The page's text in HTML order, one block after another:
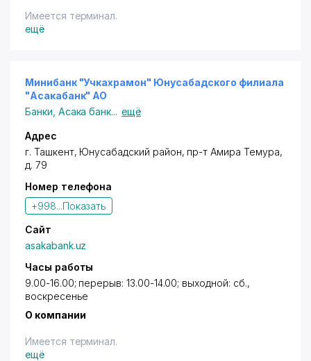
Имеется терминал.
ещё
Минибанк "Учкахрамон" Юнусабадского филиала
"Асакабанк" АО
Банки Асака банк... ещё
Адрес
г. Ташкент, Юнусабадский район, пр-т Амира Темура,
д. 79
Номер телефона
+998...Показать
Сайт
asakabank.uz
Часы работы
9.00-16.00; перерыв: 13.00-14.00; выходной: сб.,
воскресенье
О компании
Имеется терминал.
ещё